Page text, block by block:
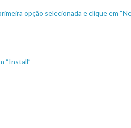
opção selecionada e clique em
“Install”